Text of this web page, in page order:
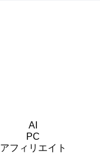
AI
PC
アフィリエイト